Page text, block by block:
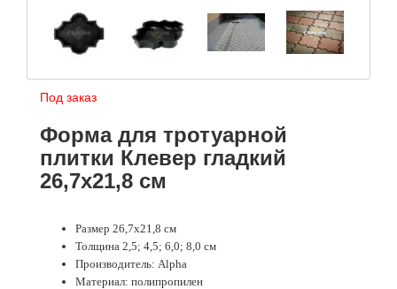
Под заказ
Форма для тротуарной
плитки Клевер гладкий
26,7х21,8 см
Размер 26,7х21,8 см
Толщина 2,5; 4,5; 6,0; 8,0 см
Производитель: Alpha
Материал: полипропилен